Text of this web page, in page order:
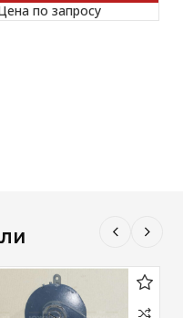
по запросу